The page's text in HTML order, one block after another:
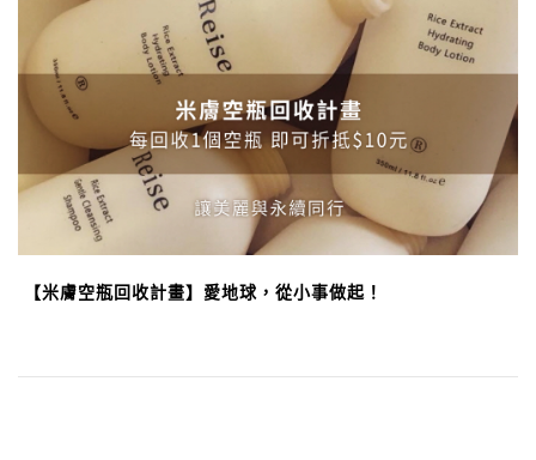
【米膚空瓶回收計畫】愛地球，從小事做起！